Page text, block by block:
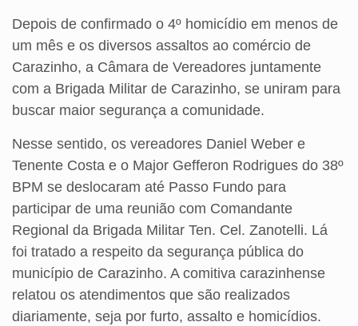
Depois de confirmado o 4º homicídio em menos de
um mês e os diversos assaltos ao comércio de
Carazinho, a Câmara de Vereadores juntamente
com a Brigada Militar de Carazinho, se uniram para
buscar maior segurança a comunidade.
Nesse sentido, os vereadores Daniel Weber e
Tenente Costa e o Major Gefferon Rodrigues do 38º
BPM se deslocaram até Passo Fundo para
participar de uma reunião com Comandante
Regional da Brigada Militar Ten. Cel. Zanotelli. Lá
foi tratado a respeito da segurança pública do
município de Carazinho. A comitiva carazinhense
relatou os atendimentos que são realizados
diariamente, seja por furto, assalto e homicídios.